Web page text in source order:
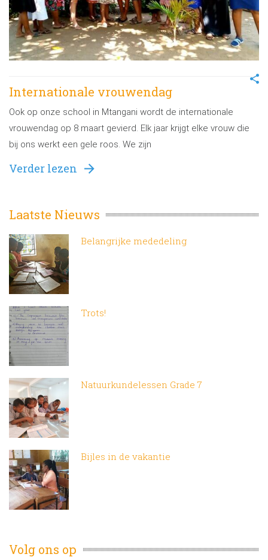
Internationale vrouwendag
Ook op onze school in Mtangani wordt de internationale
vrouwendag op 8 maart gevierd. Elk jaar krijgt elke vrouw die
bij ons werkt een gele roos. We zijn
Verder lezen
Laatste Nieuws
Belangrijke mededeling
Trots!
Natuurkundelessen Grade 7
Bijles in de vakantie
Volg ons op